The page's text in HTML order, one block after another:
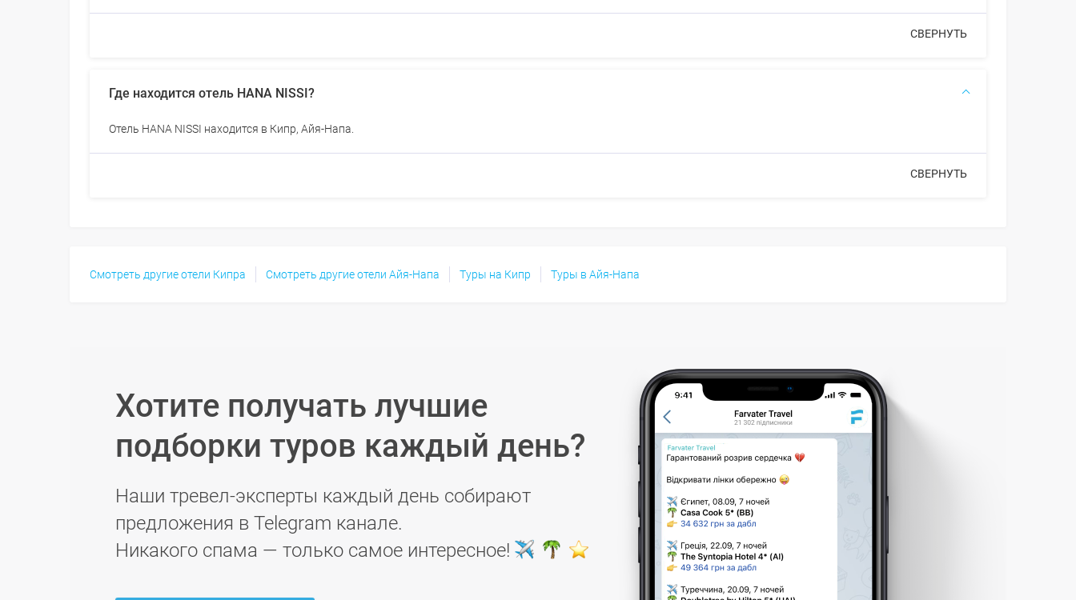
СВЕРНУТЬ
Где находится отель HANA NISSI?
Отель HANA NISSI находится в Кипр, Айя-Напа.
СВЕРНУТЬ
Смотреть другие отели Кипра Смотреть другие отели Айя-Напа Туры на Кипр Туры в Айя-Напа
Хотите получать лучшие
подборки туров каждый день?
Наши тревел-эксперты каждый день собирают
предложения в Telegram канале.
Никакого спама — только самое интересное!